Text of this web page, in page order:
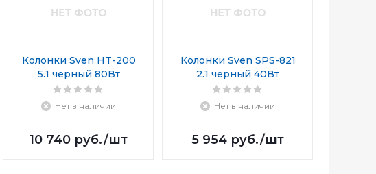
Колонки Sven HT-200
5.1 черный 80Вт
Нет в наличии
10 740 руб./шт
Колонки Sven SPS-821
2.1 черный 40Вт
Нет в наличии
5 954 руб./шт